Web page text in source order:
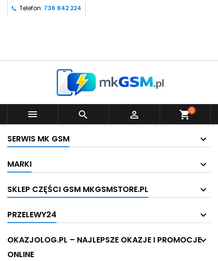
Telefon: 736 842 224
   shopping_cart0
SERWIS MK GSM
MARKI
SKLEP CZĘŚCI GSM MKGSMSTORE.PL
PRZELEWY24
OKAZJOLOG.PL – NAJLEPSZE OKAZJE I PROMOCJE
ONLINE